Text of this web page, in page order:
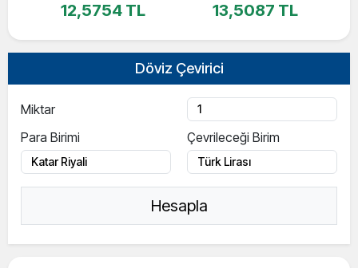
12,5754 TL 13,5087 TL
Döviz Çevirici
Miktar
Para Birimi
Çevrileceği Birim
Hesapla